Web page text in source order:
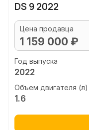
DS 9 2022
Цена продавца
1 159 000 ₽
Год выпуска
2022
Объем двигателя (л)
1.6